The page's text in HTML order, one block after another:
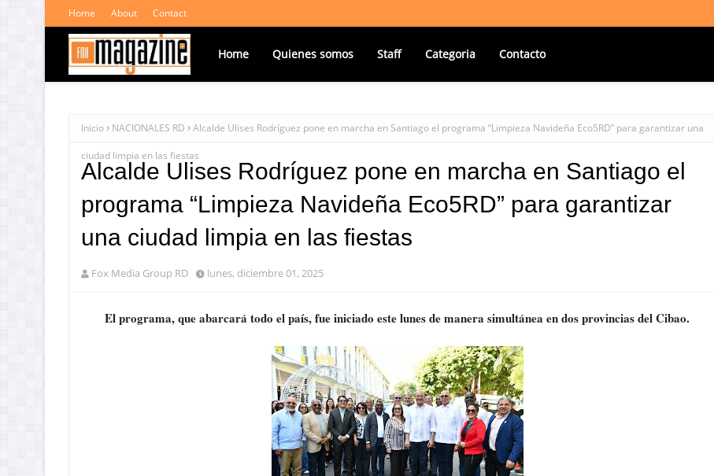
Home About Contact
Home Quienes somos Staff Categoria Contacto
Inicio NACIONALES RD Alcalde Ulises Rodríguez pone en marcha en Santiago el programa “Limpieza Navideña Eco5RD” para garantizar una
ciudad limpia en las fiestas
Alcalde Ulises Rodríguez pone en marcha en Santiago el
programa “Limpieza Navideña Eco5RD” para garantizar
una ciudad limpia en las fiestas
Fox Media Group RD lunes, diciembre 01, 2025
El programa, que abarcará todo el país, fue iniciado este lunes de manera simultánea en dos provincias del Cibao.